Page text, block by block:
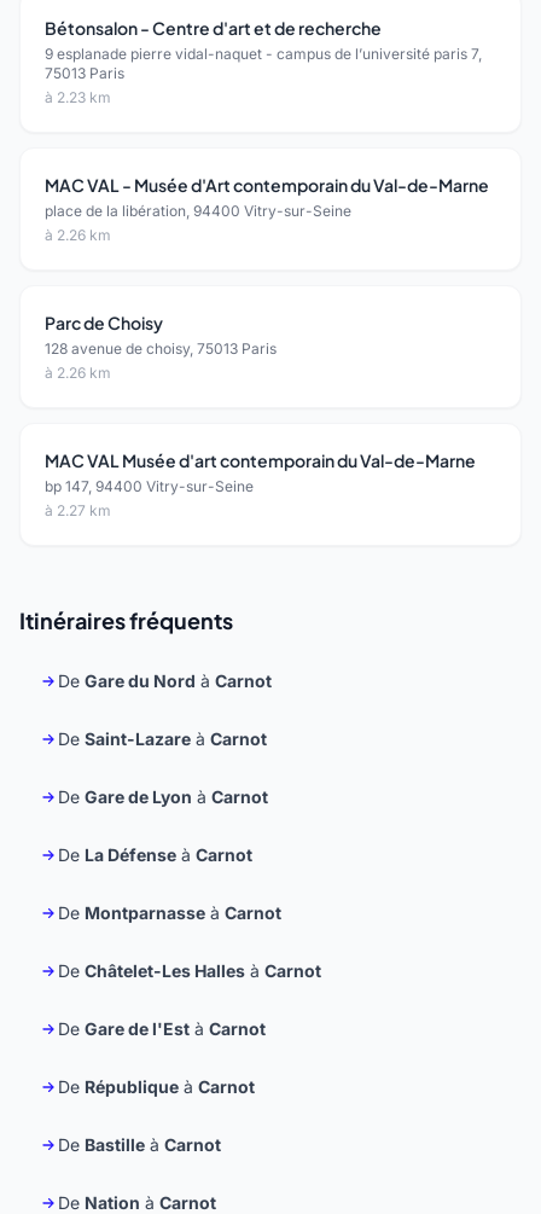
Bétonsalon - Centre d'art et de recherche
9 esplanade pierre vidal-naquet - campus de l’université paris 7,
75013 Paris
à 2.23 km
MAC VAL - Musée d'Art contemporain du Val-de-Marne
place de la libération, 94400 Vitry-sur-Seine
à 2.26 km
Parc de Choisy
128 avenue de choisy, 75013 Paris
à 2.26 km
MAC VAL Musée d'art contemporain du Val-de-Marne
bp 147, 94400 Vitry-sur-Seine
à 2.27 km
Itinéraires fréquents
De Gare du Nord à Carnot
De Saint-Lazare à Carnot
De Gare de Lyon à Carnot
De La Défense à Carnot
De Montparnasse à Carnot
De Châtelet-Les Halles à Carnot
De Gare de l'Est à Carnot
De République à Carnot
De Bastille à Carnot
De Nation à Carnot